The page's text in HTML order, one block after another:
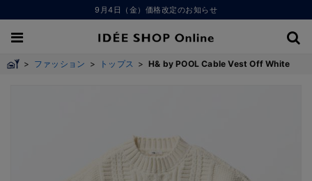
9月4日（金）価格改定のお知らせ
> ファッション > トップス >H& by POOL Cable Vest Off White